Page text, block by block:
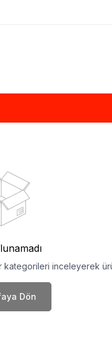
kategorileri inceleyerek
Dön